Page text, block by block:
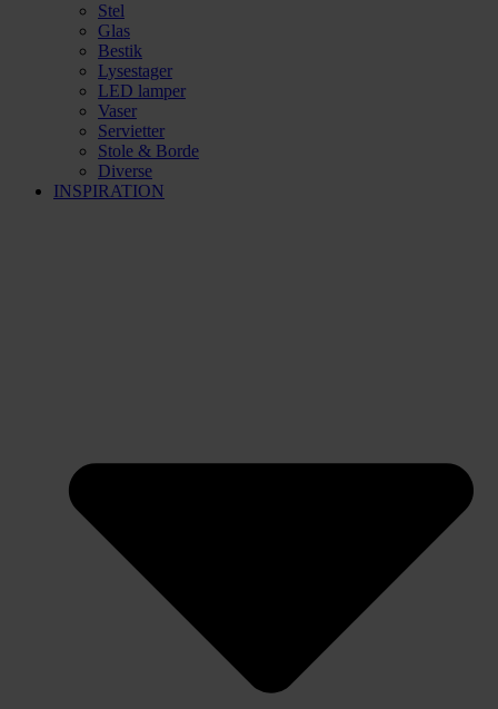
Stel
Glas
Bestik
Lysestager
LED lamper
Vaser
Servietter
Stole & Borde
Diverse
INSPIRATION